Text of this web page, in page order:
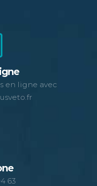
en ligne avec
63